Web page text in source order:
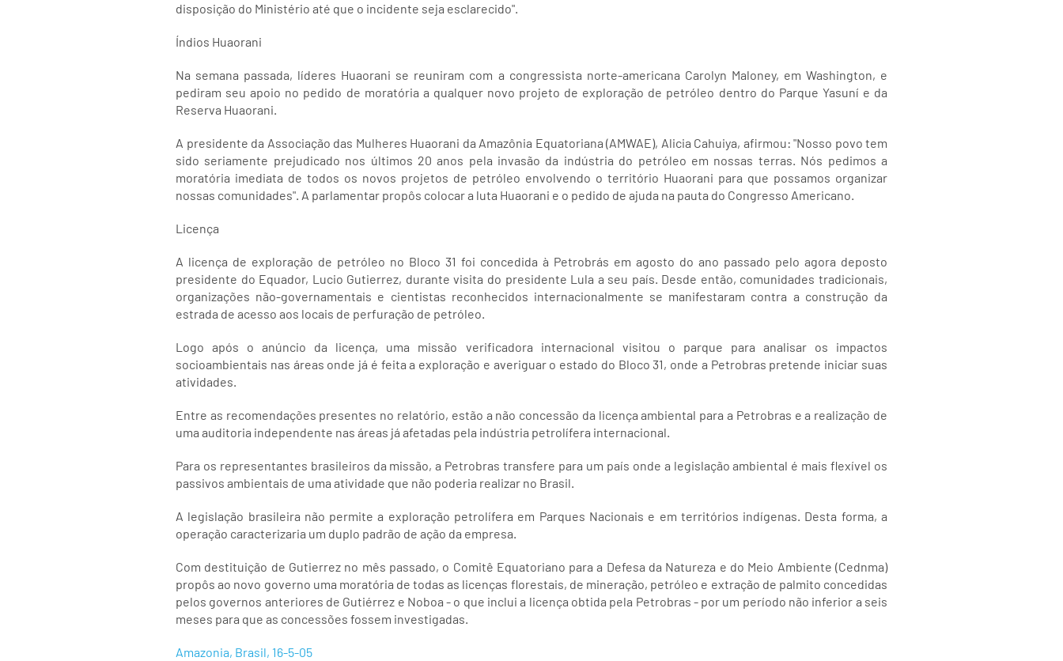
disposição do Ministério até que o incidente seja esclarecido".
Índios Huaorani
Na semana passada, líderes Huaorani se reuniram com a congressista norte-americana Carolyn Maloney, em Washington, e
pediram seu apoio no pedido de moratória a qualquer novo projeto de exploração de petróleo dentro do Parque Yasuní e da
Reserva Huaorani.
A presidente da Associação das Mulheres Huaorani da Amazônia Equatoriana (AMWAE), Alicia Cahuiya, afirmou: "Nosso povo tem
sido seriamente prejudicado nos últimos 20 anos pela invasão da indústria do petróleo em nossas terras. Nós pedimos a
moratória imediata de todos os novos projetos de petróleo envolvendo o território Huaorani para que possamos organizar
nossas comunidades". A parlamentar propôs colocar a luta Huaorani e o pedido de ajuda na pauta do Congresso Americano.
Licença
A licença de exploração de petróleo no Bloco 31 foi concedida à Petrobrás em agosto do ano passado pelo agora deposto
presidente do Equador, Lucio Gutierrez, durante visita do presidente Lula a seu país. Desde então, comunidades tradicionais,
organizações não-governamentais e cientistas reconhecidos internacionalmente se manifestaram contra a construção da
estrada de acesso aos locais de perfuração de petróleo.
Logo após o anúncio da licença, uma missão verificadora internacional visitou o parque para analisar os impactos
socioambientais nas áreas onde já é feita a exploração e averiguar o estado do Bloco 31, onde a Petrobras pretende iniciar suas
atividades.
Entre as recomendações presentes no relatório, estão a não concessão da licença ambiental para a Petrobras e a realização de
uma auditoria independente nas áreas já afetadas pela indústria petrolífera internacional.
Para os representantes brasileiros da missão, a Petrobras transfere para um país onde a legislação ambiental é mais flexível os
passivos ambientais de uma atividade que não poderia realizar no Brasil.
A legislação brasileira não permite a exploração petrolífera em Parques Nacionais e em territórios indígenas. Desta forma, a
operação caracterizaria um duplo padrão de ação da empresa.
Com destituição de Gutierrez no mês passado, o Comitê Equatoriano para a Defesa da Natureza e do Meio Ambiente (Cednma)
propôs ao novo governo uma moratória de todas as licenças florestais, de mineração, petróleo e extração de palmito concedidas
pelos governos anteriores de Gutiérrez e Noboa - o que inclui a licença obtida pela Petrobras - por um período não inferior a seis
meses para que as concessões fossem investigadas.
Amazonia, Brasil, 16-5-05